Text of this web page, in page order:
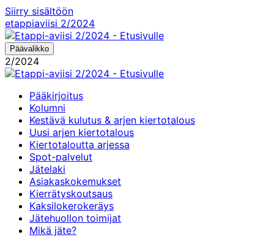
Siirry sisältöön
etappiaviisi 2/2024
Päävalikko
2/2024
Pääkirjoitus
Kolumni
Kestävä kulutus & arjen kiertotalous
Uusi arjen kiertotalous
Kiertotaloutta arjessa
Spot-palvelut
Jätelaki
Asiakaskokemukset
Kierrätyskoutsaus
Kaksilokerokeräys
Jätehuollon toimijat
Mikä jäte?